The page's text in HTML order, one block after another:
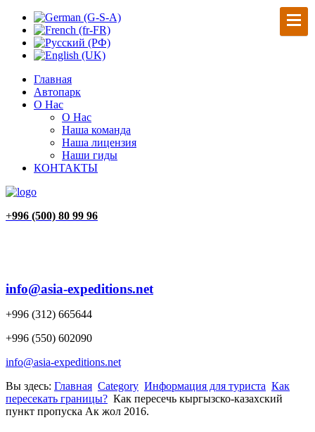
Главная
Автопарк
О Нас
О Нас
Наша команда
Наша лицензия
Наши гиды
КОНТАКТЫ
+996 (500) 80 99 96
info@asia-expeditions.net
+996 (312) 665644
+996 (550) 602090
info@asia-expeditions.net
Вы здесь: Главная Category Информация для туриста Как
пересекать границы? Как пересечь кыргызско-казахский
пункт пропуска Ак жол 2016.